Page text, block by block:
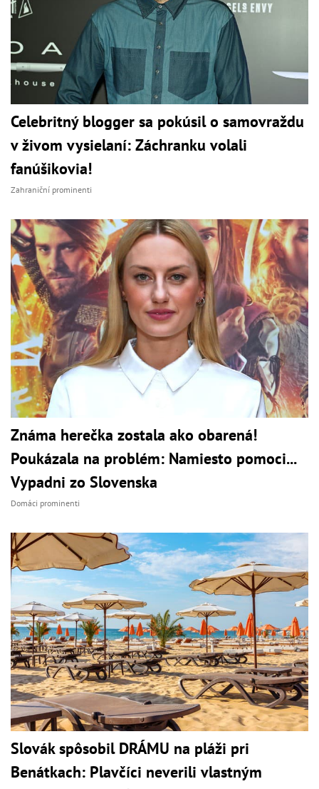
Celebritný blogger sa pokúsil o samovraždu
v živom vysielaní: Záchranku volali
fanúšikovia!
Zahraniční prominenti
Známa herečka zostala ako obarená!
Poukázala na problém: Namiesto pomoci...
Vypadni zo Slovenska
Domáci prominenti
Slovák spôsobil DRÁMU na pláži pri
Benátkach: Plavčíci neverili vlastným